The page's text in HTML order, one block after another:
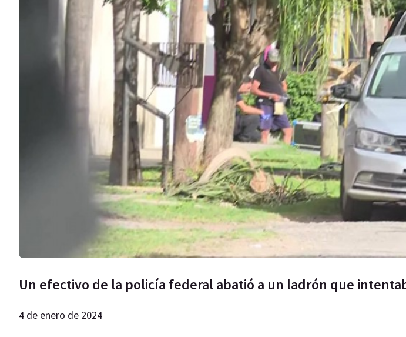
Un efectivo de la policía federal abatió a un ladrón que
4 de enero de 2024